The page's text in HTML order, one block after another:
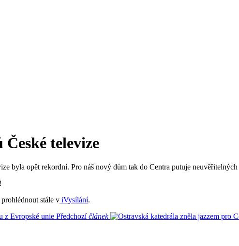
televize
byla opět rekordní. Pro náš nový dům tak do Centra putuje neuvěřitelných
prohlédnout stále v iVysílání.
z Evropské unie Předchozíčlánek